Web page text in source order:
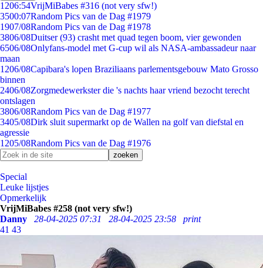
1206:54VrijMiBabes #316 (not very sfw!)
3500:07Random Pics van de Dag #1979
1907/08Random Pics van de Dag #1978
3806/08Duitser (93) crasht met quad tegen boom, vier gewonden
6506/08Onlyfans-model met G-cup wil als NASA-ambassadeur naar
maan
1206/08Capibara's lopen Braziliaans parlementsgebouw Mato Grosso
binnen
2406/08Zorgmedewerkster die 's nachts haar vriend bezocht terecht
ontslagen
3806/08Random Pics van de Dag #1977
3405/08Dirk sluit supermarkt op de Wallen na golf van diefstal en
agressie
1205/08Random Pics van de Dag #1976
Special
Leuke lijstjes
Opmerkelijk
VrijMiBabes #258 (not very sfw!)
Danny
28-04-2025 07:31 28-04-2025 23:58
print
41 43